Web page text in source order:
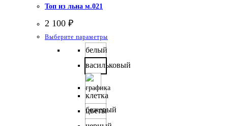
Топ из льна м.021
2 100 ₽
Выберите параметры
вариаций.
Опции
можно
белый
васильковый
клетка
бежевый
цветы